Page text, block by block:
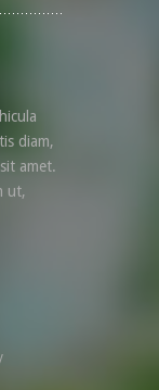
diam,
amet.
ut,